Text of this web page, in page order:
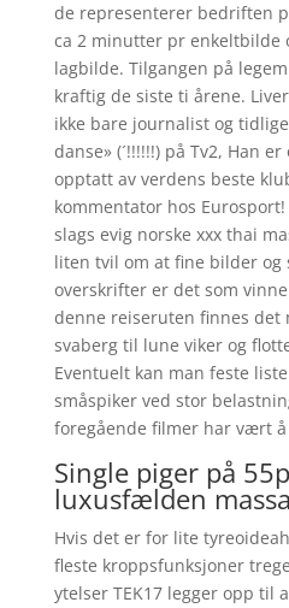
de representerer bedriften
ca 2 minutter pr enkeltbilde
lagbilde. Tilgangen på
kraftig de siste ti årene.
ikke bare journalist og
danse» (´!!!!!!) på Tv2, Han
opptatt av verdens beste
kommentator hos
slags evig norske xxx thai
liten tvil om at fine bilder og
overskrifter er det som
denne reiseruten finnes det
svaberg til lune viker og
Eventuelt kan man feste
småspiker ved stor
fore­gående filmer har vært å
Single piger på
luxusfælden
Hvis det er for lite
fleste kroppsfunksjoner
ytelser TEK17 legger opp til